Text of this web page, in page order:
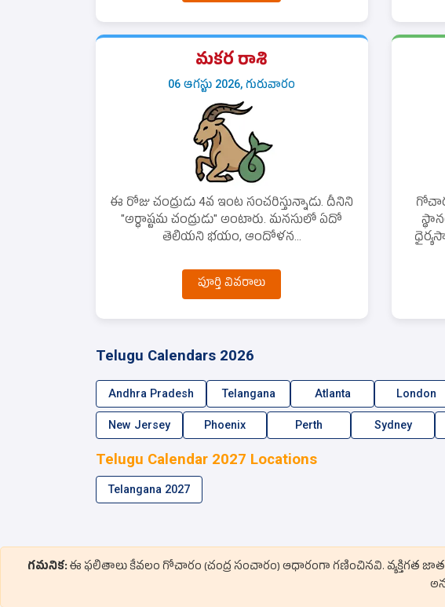
మకర రాశి
06 ఆగస్టు 2026, గురువారం
ఈ రోజు చంద్రుడు 4వ ఇంట సంచరిస్తున్నాడు. దీనిని
"అర్ధాష్టమ చంద్రుడు" అంటారు. మనసులో ఏదో
తెలియని భయం, ఆందోళన...
పూర్తి వివరాలు
Telugu Calendars 2026
Andhra Pradesh Telangana Atlanta London
New Jersey Phoenix Perth Sydney
Telugu Calendar 2027 Locations
Telangana 2027
గమనిక:ఈ ఫలితాలు కేవలం గోచారం (చంద్ర సంచారం) ఆధారంగా గణించినవి. వ్యక్తిగత